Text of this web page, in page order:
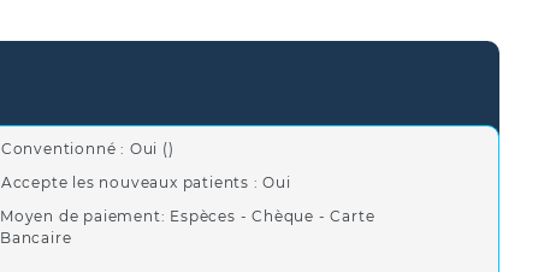
Conventionné : Oui ()
Accepte les nouveaux patients : Oui
Moyen de paiement: Espèces - Chèque - Carte
Bancaire